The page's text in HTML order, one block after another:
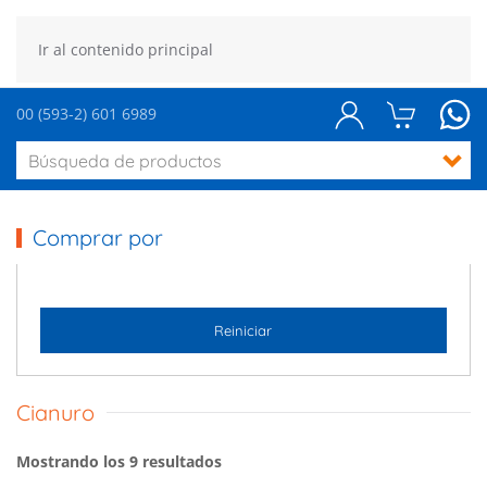
Ir al contenido principal
00 (593-2) 601 6989
Comprar por
Reiniciar
Cianuro
Mostrando los 9 resultados